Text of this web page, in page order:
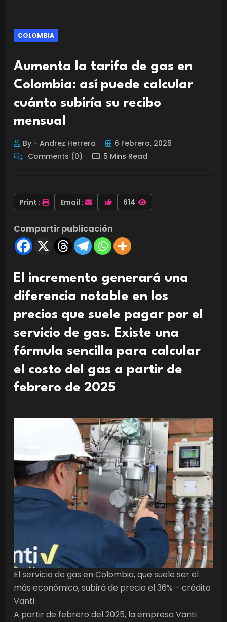
COLOMBIA
Aumenta la tarifa de gas en
Colombia: así puede calcular
cuánto subiría su recibo
mensual
By - Andrez Herrera
6 Febrero, 2025
Comments (0)
5 Mins Read
Print : Email : 614
Compartir publicación
El incremento generará una
diferencia notable en los
precios que suele pagar por el
servicio de gas. Existe una
fórmula sencilla para calcular
el costo del gas a partir de
febrero de 2025
El servicio de gas en Colombia, que suele ser el
más económico, subirá de precio el 36% – crédito
Vanti
A partir de febrero del 2025, la empresa Vanti